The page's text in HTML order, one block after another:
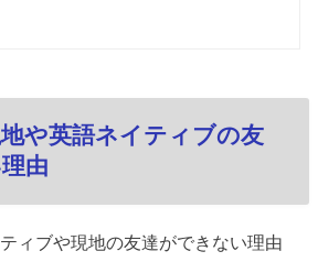
や英語ネイティブの友
由
ィブや現地の友達ができない理由